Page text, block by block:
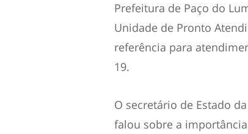
Prefeitura de Paço do
Unidade de Pronto
referência para
19.
O secretário de Estado
falou sobre a importância